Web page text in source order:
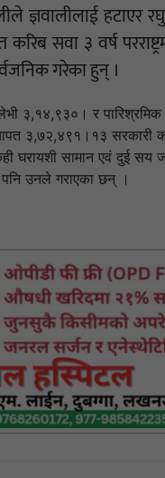
ज्ञवालीलाई हटाएर
सवा ३ वर्ष
गरेका हुन् ।
३,१४,९३०। र पारिश्रमिक
३,७२,४९१।१३ सरकारी
सामान एवं दुई सय
उनले गराएका छन् ।